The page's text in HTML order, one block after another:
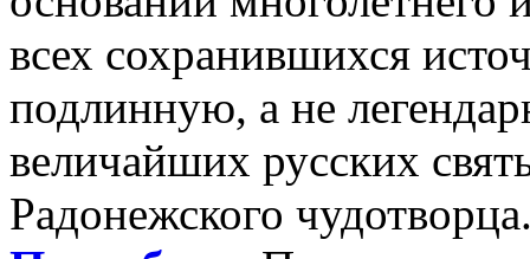
всех сохранившихся
подлинную, а не
величайших русских
Радонежского